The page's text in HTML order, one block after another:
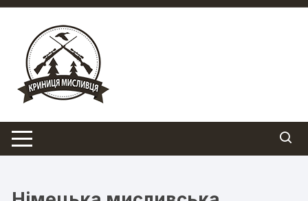
Перейти
вмісту